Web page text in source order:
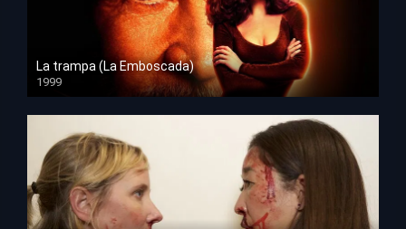
La trampa (La Emboscada)
1999
HD 1080p